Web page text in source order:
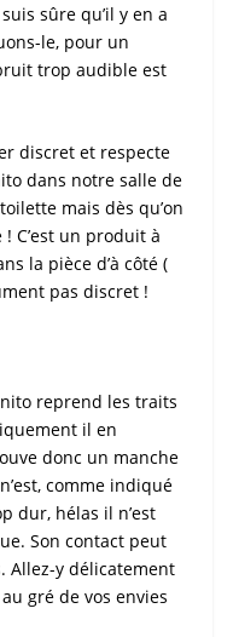
sûre qu’il y en a
le, pour un
trop audible est
discret et respecte
dans notre salle de
mais dès qu’on
C’est un produit à
la pièce d’à côté (
pas discret !
reprend les traits
il en
donc un manche
comme indiqué
dur, hélas il n’est
Son contact peut
Allez-y délicatement
gré de vos envies